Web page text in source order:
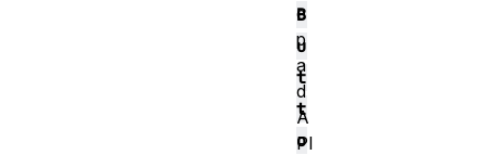
B
u
t
t
o
e
p
a
d
A
PI